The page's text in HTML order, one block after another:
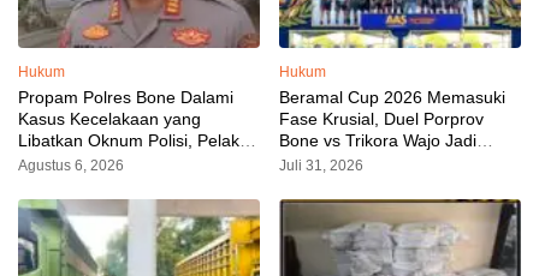
Hukum
Propam Polres Bone Dalami
Kasus Kecelakaan yang
Libatkan Oknum Polisi, Pelaku
Sudah Diamankan
Agustus 6, 2026
Hukum
Beramal Cup 2026 Memasuki
Fase Krusial, Duel Porprov
Bone vs Trikora Wajo Jadi
Sorotan Malam Ini
Juli 31, 2026